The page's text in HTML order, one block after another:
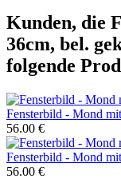
Kunden, die
36cm, bel.
folgende
Fensterbild - Mond
56.00 €
Fensterbild - Mond
56.00 €